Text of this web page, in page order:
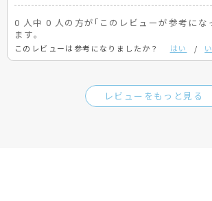
0 人中 0 人の方が｢このレビューが参考にな
ます。
このレビューは参考になりましたか？ はい /
レビューをもっと見る